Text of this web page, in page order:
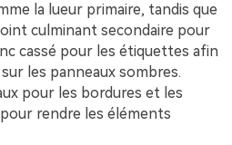
la lueur primaire, tandis que
culminant secondaire pour
cassé pour les étiquettes afin
les panneaux sombres.
pour les bordures et les
rendre les éléments